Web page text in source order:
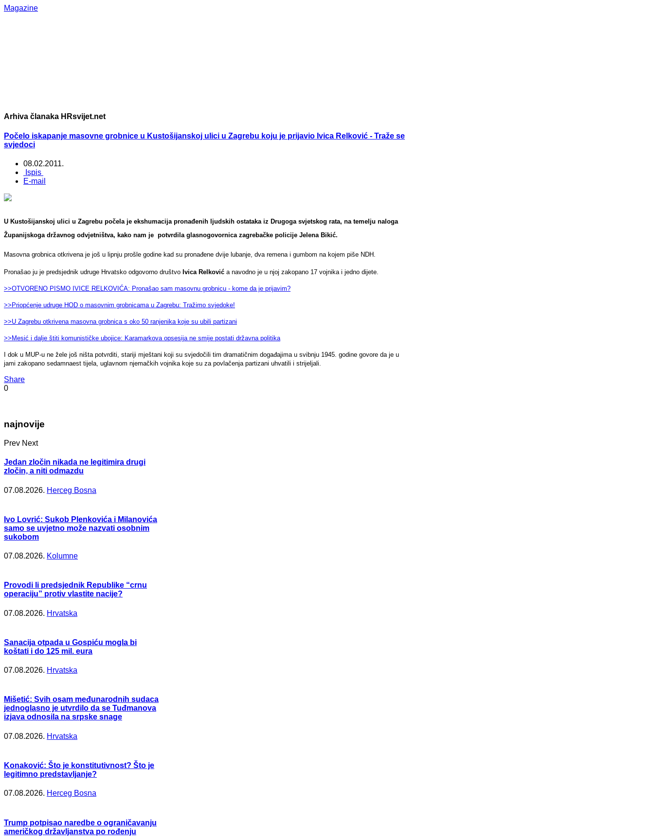
Magazine
Arhiva članaka HRsvijet.net
Počelo iskapanje masovne grobnice u Kustošijanskoj ulici u Zagrebu koju je prijavio Ivica Relković - Traže se
svjedoci
08.02.2011.
Ispis
E-mail
U Kustošijanskoj ulici u Zagrebu počela je ekshumacija pronađenih ljudskih ostataka iz Drugoga svjetskog rata, na temelju naloga
Županijskoga državnog odvjetništva, kako nam je potvrdila glasnogovornica zagrebačke policije Jelena Bikić.
Masovna grobnica otkrivena je još u lipnju prošle godine kad su pronađene dvije lubanje, dva remena i gumbom na kojem piše NDH.
Pronašao ju je predsjednik udruge Hrvatsko odgovorno društvo Ivica Relković a navodno je u njoj zakopano 17 vojnika i jedno dijete.
>>OTVORENO PISMO IVICE RELKOVIĆA: Pronašao sam masovnu grobnicu - kome da je prijavim?
>>Priopćenje udruge HOD o masovnim grobnicama u Zagrebu: Tražimo svjedoke!
>>U Zagrebu otkrivena masovna grobnica s oko 50 ranjenika koje su ubili partizani
>>Mesić i dalje štiti komunističke ubojice: Karamarkova opsesija ne smije postati državna politika
I dok u MUP-u ne žele još ništa potvrditi, stariji mještani koji su svjedočili tim dramatičnim događajima u svibnju 1945. godine govore da je u
jami zakopano sedamnaest tijela, uglavnom njemačkih vojnika koje su za povlačenja partizani uhvatili i strijeljali.
Share
0
najnovije
Prev Next
Jedan zločin nikada ne legitimira drugi
zločin, a niti odmazdu
07.08.2026. Herceg Bosna
Ivo Lovrić: Sukob Plenkovića i Milanovića
samo se uvjetno može nazvati osobnim
sukobom
07.08.2026. Kolumne
Provodi li predsjednik Republike “crnu
operaciju” protiv vlastite nacije?
07.08.2026. Hrvatska
Sanacija otpada u Gospiću mogla bi
koštati i do 125 mil. eura
07.08.2026. Hrvatska
Mišetić: Svih osam međunarodnih sudaca
jednoglasno je utvrdilo da se Tuđmanova
izjava odnosila na srpske snage
07.08.2026. Hrvatska
Konaković: Što je konstitutivnost? Što je
legitimno predstavljanje?
07.08.2026. Herceg Bosna
Trump potpisao naredbe o ograničavanju
američkog državljanstva po rođenju